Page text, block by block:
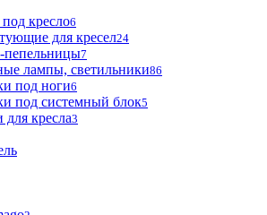
кресло6
для кресел24
пепельницы7
лампы, светильники86
под ноги6
под системный блок5
кресла3